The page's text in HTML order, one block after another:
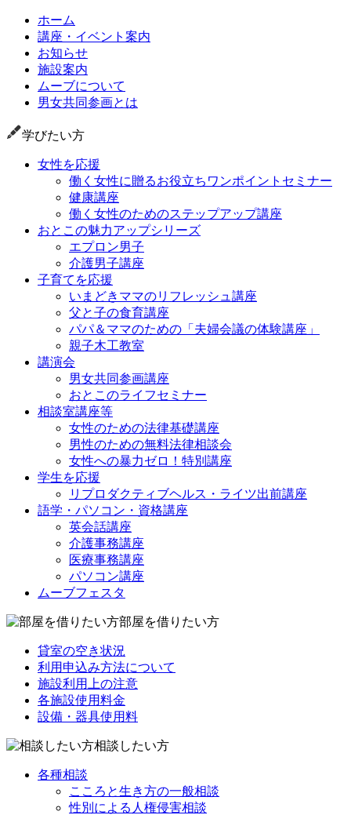
ホーム
講座・イベント案内
お知らせ
施設案内
ムーブについて
男女共同参画とは
学びたい方
女性を応援
働く女性に贈るお役立ちワンポイントセミナー
健康講座
働く女性のためのステップアップ講座
おとこの魅力アップシリーズ
エプロン男子
介護男子講座
子育てを応援
いまどきママのリフレッシュ講座
父と子の食育講座
パパ＆ママのための「夫婦会議の体験講座」
親子木工教室
講演会
男女共同参画講座
おとこのライフセミナー
相談室講座等
女性のための法律基礎講座
男性のための無料法律相談会
女性への暴力ゼロ！特別講座
学生を応援
リプロダクティブヘルス・ライツ出前講座
語学・パソコン・資格講座
英会話講座
介護事務講座
医療事務講座
パソコン講座
ムーブフェスタ
部屋を借りたい方
貸室の空き状況
利用申込み方法について
施設利用上の注意
各施設使用料金
設備・器具使用料
相談したい方
各種相談
こころと生き方の一般相談
性別による人権侵害相談